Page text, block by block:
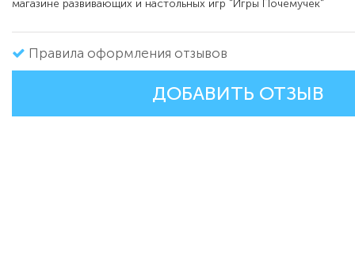
магазине развивающих и настольных игр "Игры Почемучек"
Правила оформления отзывов
ДОБАВИТЬ ОТЗЫВ